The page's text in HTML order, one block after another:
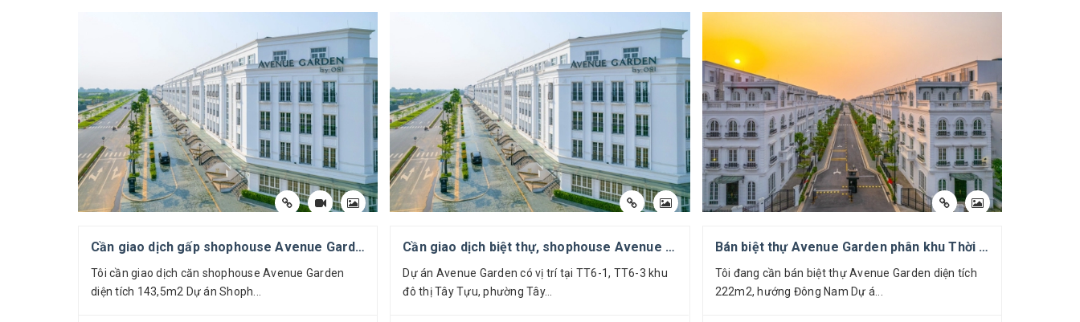
Thông tin căn biệt thự:
Mã căn: BT3-21
Diện tích đất: 209,5m2
Số tầng: 03 tầng nổi, 01 hầm, 01 tum
Cần giao dịch gấp shophouse Avenue Garden căn 143,5m2, thấp hơn các dự án xung quanh 60 tr/m2 đất.
Tôi cần giao dịch căn shophouse Avenue Garden
diện tích 143,5m2 Dự án Shoph...
Cần giao dịch biệt thự, shophouse Avenue Garden – thông tin các căn đang cần giao dịch
Dự án Avenue Garden có vị trí tại TT6-1, TT6-3 khu
đô thị Tây Tựu, phường Tây...
Bán biệt thự Avenue Garden phân khu Thời Đại 222m2
Tôi đang cần bán biệt thự Avenue Garden diện tích
222m2, hướng Đông Nam Dự á...